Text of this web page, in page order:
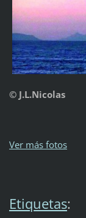
© J.L.Nicolas
Ver más fotos
Etiquetas: